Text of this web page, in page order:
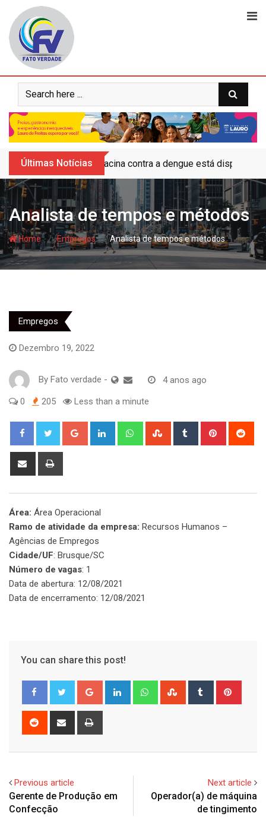
content
Últimas Notícias Vacina contra a dengue está
Analista de tempos e métodos
Home- hjEmpregos- hjAnalista de tempos e métodos
Empregos
Dezembro 19, 2022
By Fato verdade - 4 anos ago
0 205 Less than a minute
Google+ LinkedIn WhatsappStumbleUpon
Tumblr Pinterest
Share
Área: Área Operacional
Ramo de atividade da empresa: Recursos Humanos –
Agências de Empregos
Cidade/UF: Brusque/SC
Número de vagas: 1
Data de abertura: 12/08/2021
Data de encerramento: 12/08/2021
You can share this post!
Google+ LinkedIn WhatsappStumbleUpon
Tumblr
Reddit
Share
Previous article
Gerente de Produção em
Confecção
Next article
Operador(a) de máquina
de tingimento